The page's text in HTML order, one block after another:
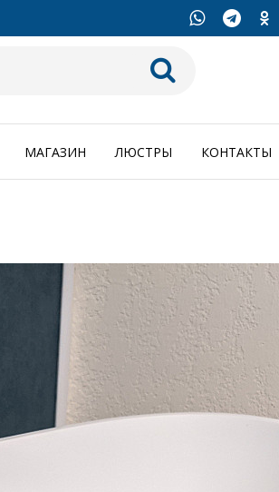
МАГАЗИН ЛЮСТРЫ КОНТАКТЫ